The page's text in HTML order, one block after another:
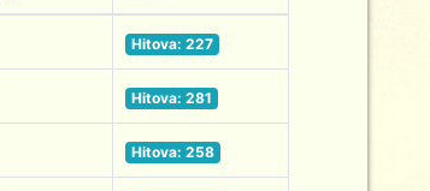
Hitova: 227
Hitova: 281
Hitova: 258